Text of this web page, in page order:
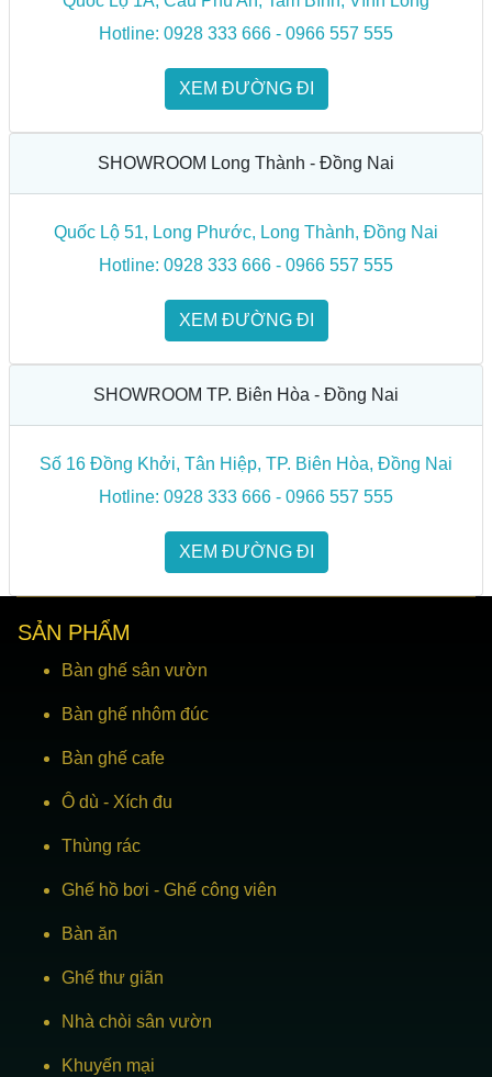
Hotline: 0928 333 666 - 0966 557 555
XEM ĐƯỜNG ĐI
SHOWROOM Long Thành - Đồng Nai
Quốc Lộ 51, Long Phước, Long Thành, Đồng Nai
Hotline: 0928 333 666 - 0966 557 555
XEM ĐƯỜNG ĐI
SHOWROOM TP. Biên Hòa - Đồng Nai
Số 16 Đồng Khởi, Tân Hiệp, TP. Biên Hòa, Đồng Nai
Hotline: 0928 333 666 - 0966 557 555
XEM ĐƯỜNG ĐI
SẢN PHẨM
Bàn ghế sân vườn
Bàn ghế nhôm đúc
Bàn ghế cafe
Ô dù - Xích đu
Thùng rác
Ghế hồ bơi - Ghế công viên
Bàn ăn
Ghế thư giãn
Nhà chòi sân vườn
Khuyến mại